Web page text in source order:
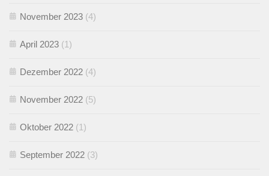
November 2023 (4)
April 2023 (1)
Dezember 2022 (4)
November 2022 (5)
Oktober 2022 (1)
September 2022 (3)